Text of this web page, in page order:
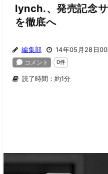
lynch.、発売記念
を徹底へ
編集部 14年05月28日
読了時間：約1分